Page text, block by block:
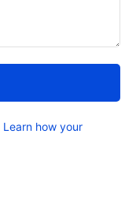
Learn how your